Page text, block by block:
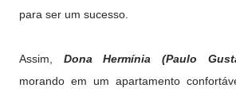
para ser um sucesso.
Assim, Dona Hermínia (Paulo
morando em um apartamento